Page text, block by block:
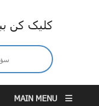
کلیک کن
MAIN MENU